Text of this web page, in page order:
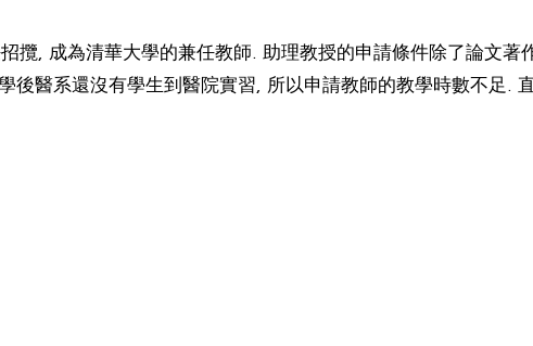
攬, 成為清華大學的兼任教師. 助理教授的申請條件除了論文著
醫系還沒有學生到醫院實習, 所以申請教師的教學時數不足.